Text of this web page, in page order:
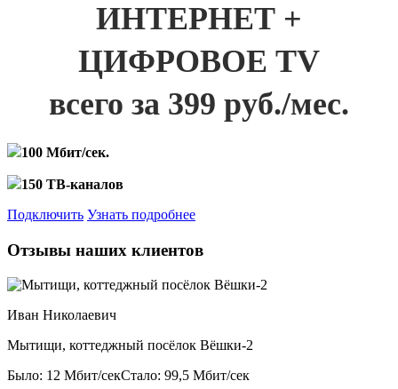
ИНТЕРНЕТ +
ЦИФРОВОЕ TV
всего за 399 руб./мес.
100 Мбит/сек.
150 ТВ-каналов
Подключить Узнать подробнее
Отзывы наших клиентов
Иван Николаевич
Мытищи, коттеджный посёлок Вёшки-2
Было: 12 Мбит/секСтало: 99,5 Мбит/сек